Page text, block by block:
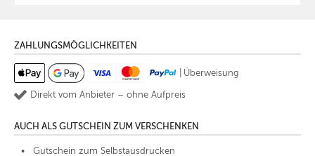
ZAHLUNGSMÖGLICHKEITEN
Überweisung
Direkt vom Anbieter – ohne Aufpreis
AUCH ALS GUTSCHEIN ZUM VERSCHENKEN
Gutschein zum Selbstausdrucken